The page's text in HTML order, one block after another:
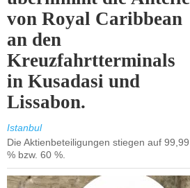
von Royal Caribbean
an den
Kreuzfahrtterminals
in Kusadasi und
Lissabon.
Istanbul
Die Aktienbeteiligungen stiegen auf 99,99
% bzw. 60 %.